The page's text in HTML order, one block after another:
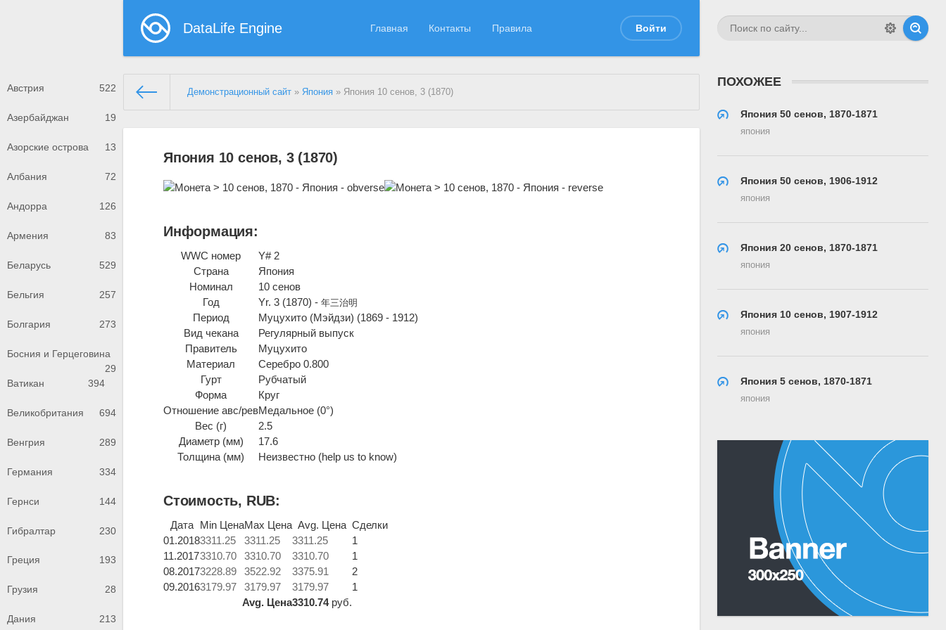
DataLife Engine Главная Контакты Правила Войти
Австрия 522
Азербайджан 19
Азорские острова 13
Албания 72
Андорра 126
Армения 83
Беларусь 529
Бельгия 257
Болгария 273
Босния и Герцеговина
29
Ватикан
394
Великобритания 694
Венгрия 289
Германия 334
Гернси 144
Гибралтар 230
Греция 193
Грузия 28
Дания 213
Демонстрационный сайт »Япония » Япония 10 сенов, 3 (1870)
Япония 10 сенов, 3 (1870)
Информация:
WWC номер
Y# 2
Страна
Япония
Номинал
10 сенов
Год
Yr. 3 (1870) -年三治明
Период
Муцухито (Мэйдзи) (1869 - 1912)
Вид чекана
Регулярный выпуск
Правитель
Муцухито
Материал
Серебро 0.800
Гурт
Рубчатый
Форма
Круг
Отношение авс/ревМедальное (0°)
Вес (г)
2.5
Диаметр (мм)
17.6
Толщина (мм)
Неизвестно (help us to know)
Стоимость, RUB:
Дата Min ЦенаMax Цена Avg. Цена Сделки
01.20183311.25 3311.25 3311.25
1
11.20173310.70 3310.70 3310.70
1
08.20173228.89 3522.92 3375.91
2
09.20163179.97 3179.97 3179.97
1
Avg. Цена3310.74руб.
ПОХОЖЕЕ
Япония 50 сенов, 1870-1871
япония
Япония 50 сенов, 1906-1912
япония
Япония 20 сенов, 1870-1871
япония
Япония 10 сенов, 1907-1912
япония
Япония 5 сенов, 1870-1871
япония